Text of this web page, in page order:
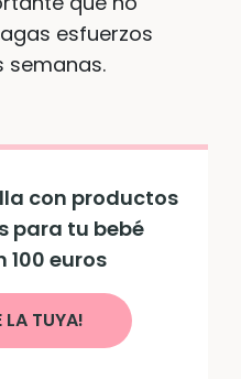
esfuerzos
semanas.
con productos
para tu bebé
euros
LA TUYA!